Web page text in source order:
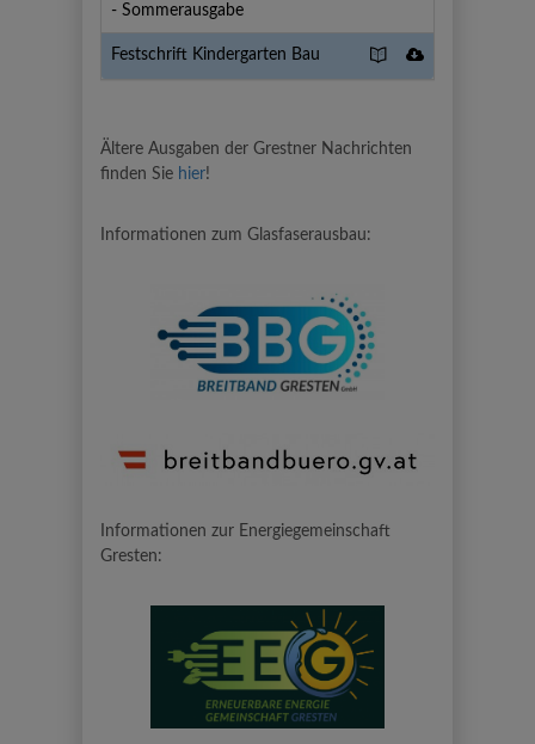
-
Osterausgabe
- Sommerausgabe
-
Grestner
Nachrichten
Festschrift Kindergarten Bau FlipbookDownload
Festschrift
Ältere Ausgaben der Grestner Nachrichten
finden Sie hier!
Informationen zum Glasfaserausbau:
Informationen zur Energiegemeinschaft
Gresten: